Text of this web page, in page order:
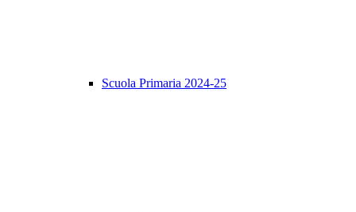
Scuola Primaria 2024-25